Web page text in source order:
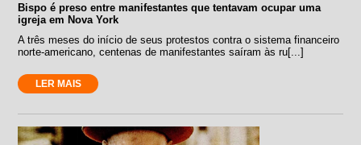
Bispo é preso entre manifestantes que tentavam ocupar uma
igreja em Nova York
A três meses do início de seus protestos contra o sistema financeiro
norte-americano, centenas de manifestantes saíram às ru[...]
LER MAIS